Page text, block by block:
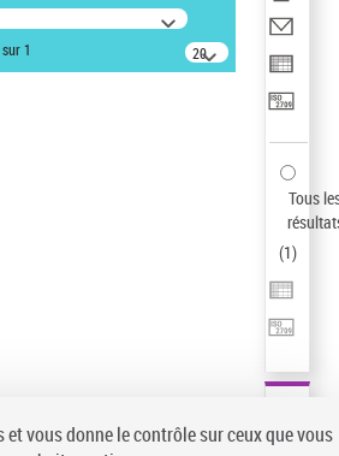
sur 1
20
résultats/page
Tous
(1)
vous donne le contrôle sur ceux que vous